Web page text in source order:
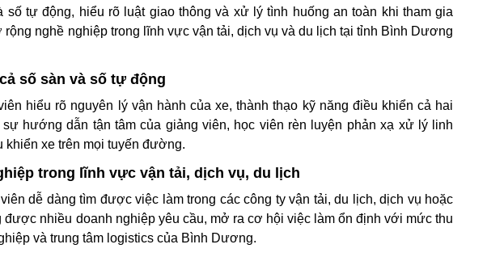
số tự động, hiểu rõ luật giao thông và xử lý tình huống an toàn khi tham gia
nghề nghiệp trong lĩnh vực vận tải, dịch vụ và du lịch tại tỉnh Bình Dương
số sàn và số tự động
hiểu rõ nguyên lý vận hành của xe, thành thạo kỹ năng điều khiển cả hai
hướng dẫn tận tâm của giảng viên, học viên rèn luyện phản xạ xử lý linh
khiển xe trên mọi tuyến đường.
trong lĩnh vực vận tải, dịch vụ, du lịch
dễ dàng tìm được việc làm trong các công ty vận tải, du lịch, dịch vụ hoặc
nhiều doanh nghiệp yêu cầu, mở ra cơ hội việc làm ổn định với mức thu
và trung tâm logistics của Bình Dương.